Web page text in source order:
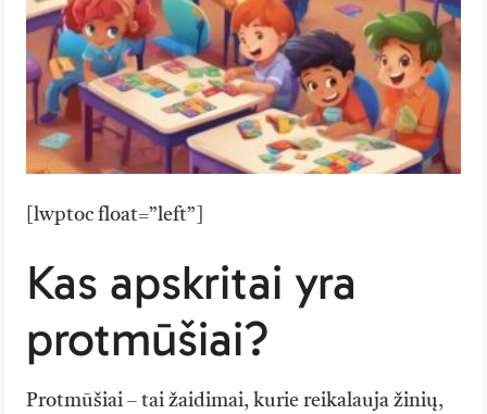
[lwptoc float=”left”]
Kas apskritai yra
protmūšiai?
Protmūšiai – tai žaidimai, kurie reikalauja žinių,